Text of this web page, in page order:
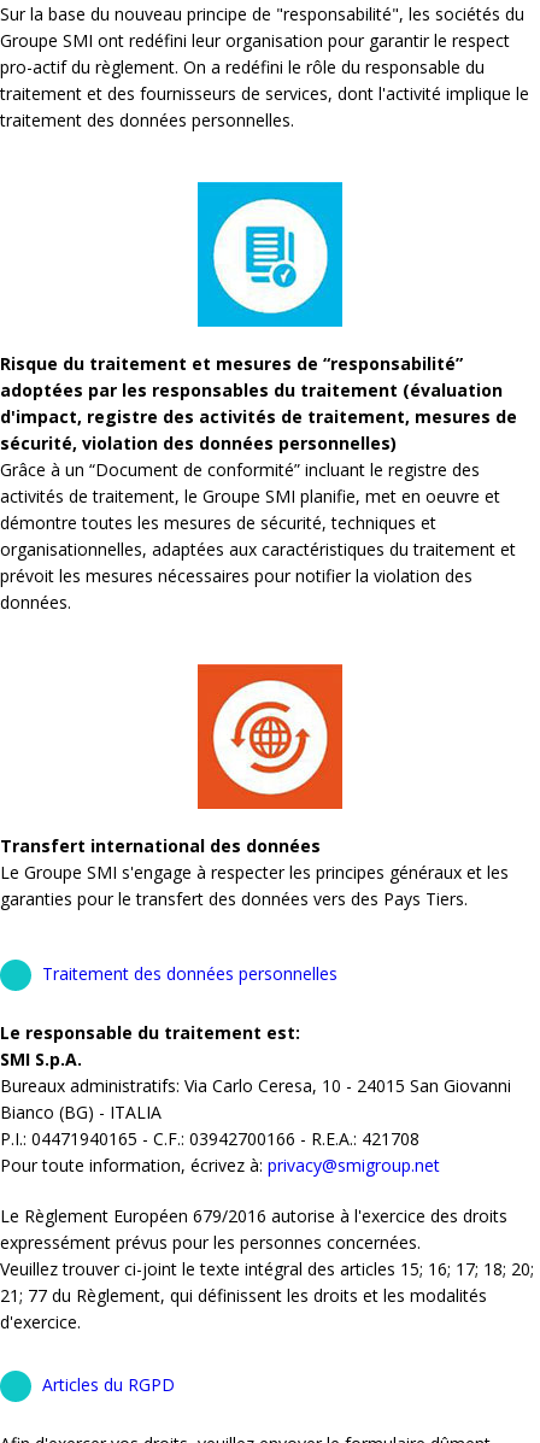
Sur la base du nouveau principe de "responsabilité", les sociétés du
Groupe SMI ont redéfini leur organisation pour garantir le respect
pro-actif du règlement. On a redéfini le rôle du responsable du
traitement et des fournisseurs de services, dont l'activité implique le
traitement des données personnelles.
Risque du traitement et mesures de “responsabilité”
adoptées par les responsables du traitement (évaluation
d'impact, registre des activités de traitement, mesures de
sécurité, violation des données personnelles)
Grâce à un “Document de conformité” incluant le registre des
activités de traitement, le Groupe SMI planifie, met en oeuvre et
démontre toutes les mesures de sécurité, techniques et
organisationnelles, adaptées aux caractéristiques du traitement et
prévoit les mesures nécessaires pour notifier la violation des
données.
Transfert international des données
Le Groupe SMI s'engage à respecter les principes généraux et les
garanties pour le transfert des données vers des Pays Tiers.
Traitement des données personnelles
Le responsable du traitement est:
SMI S.p.A.
Bureaux administratifs: Via Carlo Ceresa, 10 - 24015 San Giovanni
Bianco (BG) - ITALIA
P.I.: 04471940165 - C.F.: 03942700166 - R.E.A.: 421708
Pour toute information, écrivez à: privacy@smigroup.net
Le Règlement Européen 679/2016 autorise à l'exercice des droits
expressément prévus pour les personnes concernées.
Veuillez trouver ci-joint le texte intégral des articles 15; 16; 17; 18; 20;
21; 77 du Règlement, qui définissent les droits et les modalités
d'exercice.
Articles du RGPD